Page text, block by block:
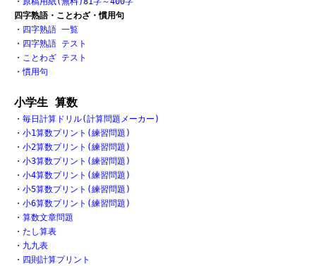
四字熟語・ことわざ・慣用句
・ 四字熟語 一覧
・ 四字熟語 テスト
・ ことわざ テスト
・慣用句
小学生 算数
・ 毎日計算ドリル(計算問題メーカー)
・ 小1算数プリント(練習問題)
・ 小2算数プリント(練習問題)
・ 小3算数プリント(練習問題)
・ 小4算数プリント(練習問題)
・ 小5算数プリント(練習問題)
・ 小6算数プリント(練習問題)
・ 算数文章問題
・ たし算表
・ 九九表
・ 四則計算プリント